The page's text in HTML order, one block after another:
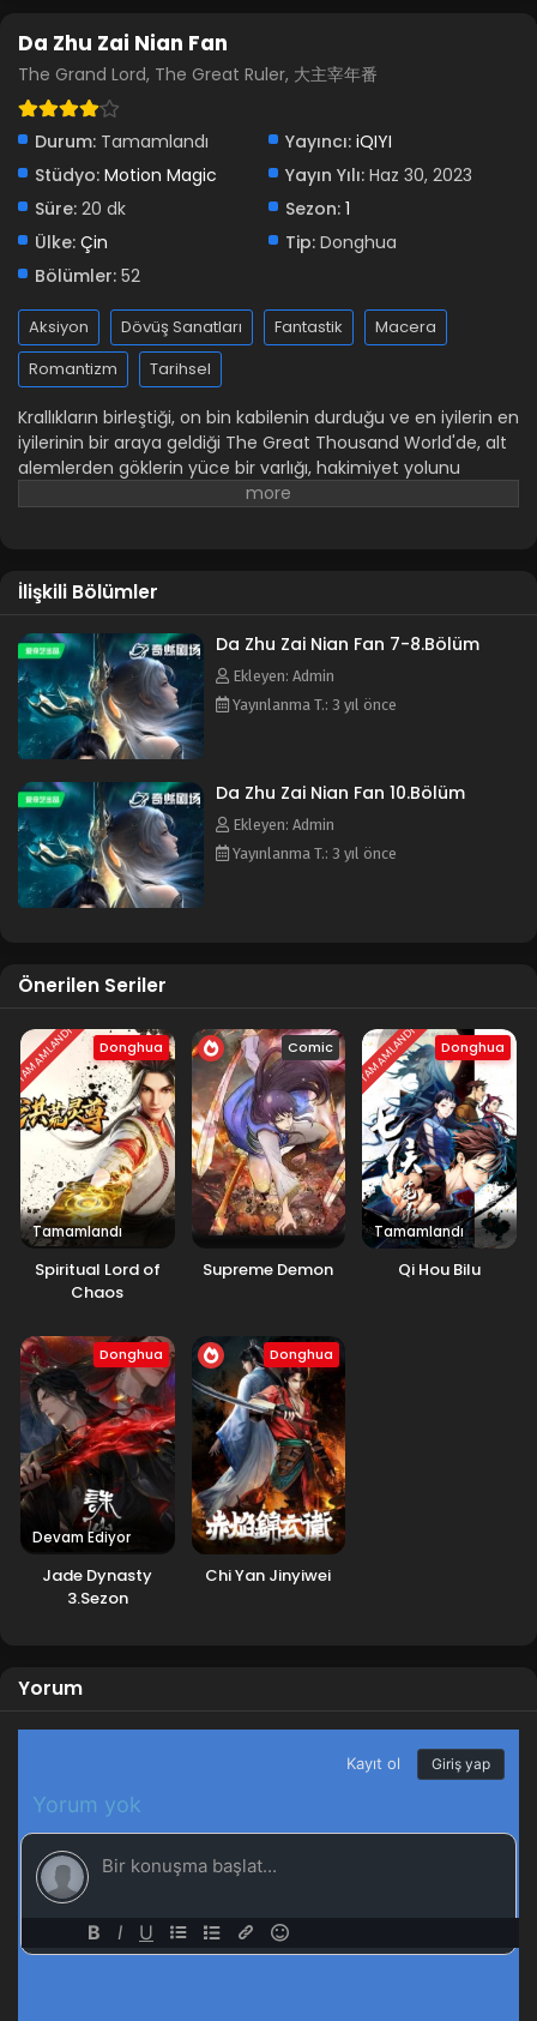
Da Zhu Zai Nian Fan 21-30.Bölüm
Blm 11-20 - Temmuz 2, 2023
Da Zhu Zai Nian Fan 1-10.Bölüm
Blm 1-10 - Haziran 30, 2023
Da Zhu Zai Nian Fan
The Grand Lord, The Great Ruler, 大主宰年番
Durum: Tamamlandı Yayıncı: iQIYI
Stüdyo: Motion Magic Yayın Yılı: Haz 30, 2023
Süre: 20 dk Sezon: 1
Ülke: Çin Tip: Donghua
Bölümler: 52
Aksiyon Dövüş Sanatları Fantastik
Macera
Romantizm
Tarihsel
Krallıkların birleştiği, on bin kabilenin durduğu ve en iyilerin en
iyilerinin bir araya geldiği The Great Thousand World'de, alt
alemlerden göklerin yüce bir varlığı, hakimiyet yolunu
izleyerek arzu edilen bir efsaneyi canlandırıyor. Büyük Bin
dünyada hükümdar olma yolunda ilerlerken başkalarının
kontrol ettiği Sonsuz Ateş Bölgesinde, göklerde binlerce ateş
parlıyor. Dövüş Aleminin içinde, Dövüş Atasının gücü cenneti
ve yeri korkutuyor. Batı Cennet Tapınağında, Yüz Savaşın
İmparatorunun gücü mutlaktır. Binlerce mezarla dolu Kuzey
Issız Tepe'de, Ölümsüz Sahibi dünyaya hükmediyor. Kuzey
binerek dışarı çıkar. parlak ve çeşitli dünyaya hücum
ederken. Büyük Hükümdar olma yolundaki kaderine kim
hükmedebilir? Büyük Bin Dünya'da birçok kişi Büyük
Hükümdar olmak için çabalıyor.
İlişkili Bölümler
Da Zhu Zai Nian Fan 7-8.Bölüm
Ekleyen: Admin
Yayınlanma T.: 3 yıl önce
Da Zhu Zai Nian Fan 10.Bölüm
Ekleyen: Admin
Yayınlanma T.: 3 yıl önce
Önerilen Seriler
TAMAMLANDI Donghua
Tamamlandı
Spiritual Lord of
Chaos
Comic
Supreme Demon
TAMAMLANDI Donghua
Tamamlandı
Qi Hou Bilu
Donghua
Devam Ediyor
Jade Dynasty
3.Sezon
Donghua
Chi Yan Jinyiwei
Yorum